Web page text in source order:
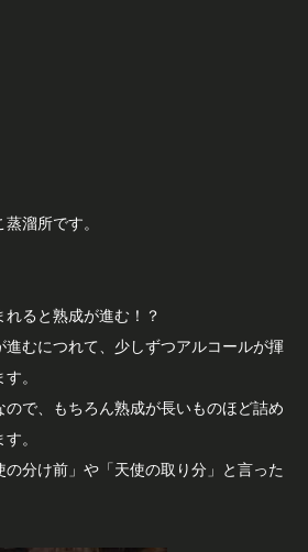
溜所です。
ると熟成が進む！？
進むにつれて、少しずつアルコールが揮
。
ので、もちろん熟成が長いものほど詰め
。
の分け前」や「天使の取り分」と言った